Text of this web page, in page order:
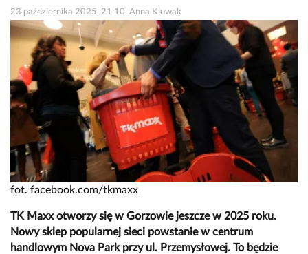
23 października 2025, 21:10, Anna Kluwak
fot. facebook.com/tkmaxx
TK Maxx otworzy się w Gorzowie jeszcze w 2025 roku.
Nowy sklep popularnej sieci powstanie w centrum
handlowym Nova Park przy ul. Przemysłowej. To będzie